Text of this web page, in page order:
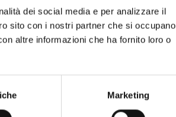
dei social media e per analizzare il
sito con i nostri partner che si occupano
altre informazioni che ha fornito loro o
Marketing